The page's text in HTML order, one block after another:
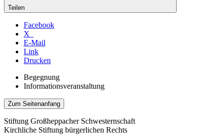
Teilen
Facebook
X
E-Mail
Link
Drucken
Begegnung
Informationsveranstaltung
Zum Seitenanfang
Stiftung Großheppacher Schwesternschaft
Kirchliche Stiftung bürgerlichen Rechts